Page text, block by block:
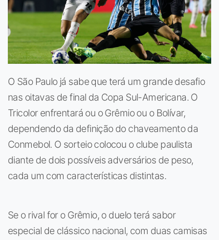
O São Paulo já sabe que terá um grande desafio
nas oitavas de final da Copa Sul-Americana. O
Tricolor enfrentará ou o Grêmio ou o Bolívar,
dependendo da definição do chaveamento da
Conmebol. O sorteio colocou o clube paulista
diante de dois possíveis adversários de peso,
cada um com características distintas.
Se o rival for o Grêmio, o duelo terá sabor
especial de clássico nacional, com duas camisas